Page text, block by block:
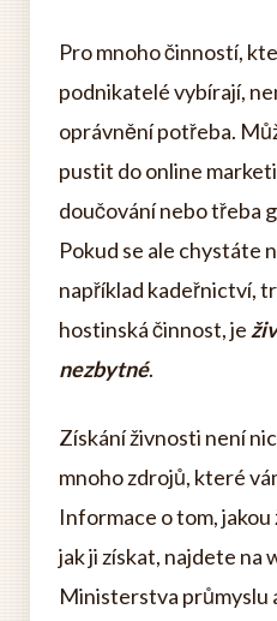
Pro mnoho činností,
podnikatelé vybírají,
oprávnění potřeba.
pustit do online
doučování nebo třeba
Pokud se ale chystáte
například kadeřnictví,
hostinská činnost, je
nezbytné.
Získání živnosti není
mnoho zdrojů, které
Informace o tom,
jak ji získat, najdete na
Ministerstva průmyslu